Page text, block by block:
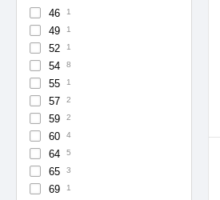
46 1
49 1
52 1
54 8
55 1
57 2
59 2
60 4
64 5
65 3
69 1